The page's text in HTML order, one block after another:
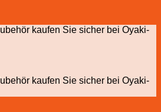
kaufen Sie sicher bei Oyaki-
kaufen Sie sicher bei Oyaki-